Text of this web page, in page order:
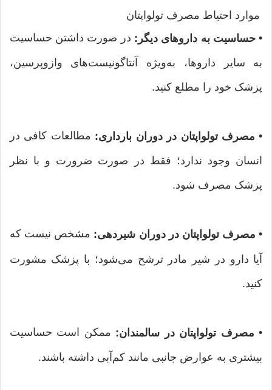
موارد احتیاط مصرف تولواپتان
• حساسیت به داروهای دیگر: در صورت داشتن حساسیت
به سایر داروها، به‌ویژه آنتاگونیست‌های وازوپرسین،
پزشک خود را مطلع کنید.
• مصرف تولواپتان در دوران بارداری: مطالعات کافی در
انسان وجود ندارد؛ فقط در صورت ضرورت و با نظر
پزشک مصرف شود.
• مصرف تولواپتان در دوران شیردهی: مشخص نیست که
آیا دارو در شیر مادر ترشح می‌شود؛ با پزشک مشورت
کنید.
• مصرف تولواپتان در سالمندان: ممکن است حساسیت
بیشتری به عوارض جانبی مانند کم‌آبی داشته باشند.